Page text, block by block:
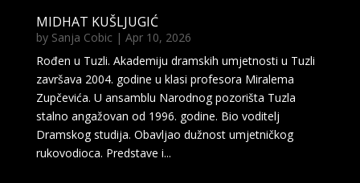
MIDHAT KUŠLJUGIĆ
by Sanja Cobic| Apr 10, 2026
Rođen u Tuzli. Akademiju dramskih umjetnosti u Tuzli
završava 2004. godine u klasi profesora Miralema
Zupčevića. U ansamblu Narodnog pozorišta Tuzla
stalno angažovan od 1996. godine. Bio voditelj
Dramskog studija. Obavljao dužnost umjetničkog
rukovodioca. Predstave i...